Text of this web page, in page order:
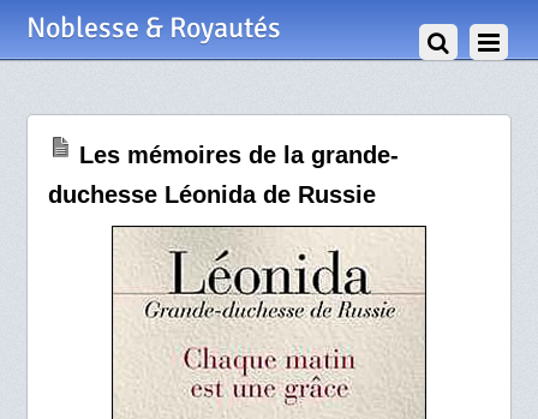
Noblesse & Royautés
Les mémoires de la grande-
duchesse Léonida de Russie